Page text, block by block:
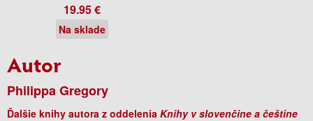
19.95 €
Na sklade
Autor
Philippa Gregory
Ďalšie knihy autora z oddelenia Knihy v slovenčine a češtine